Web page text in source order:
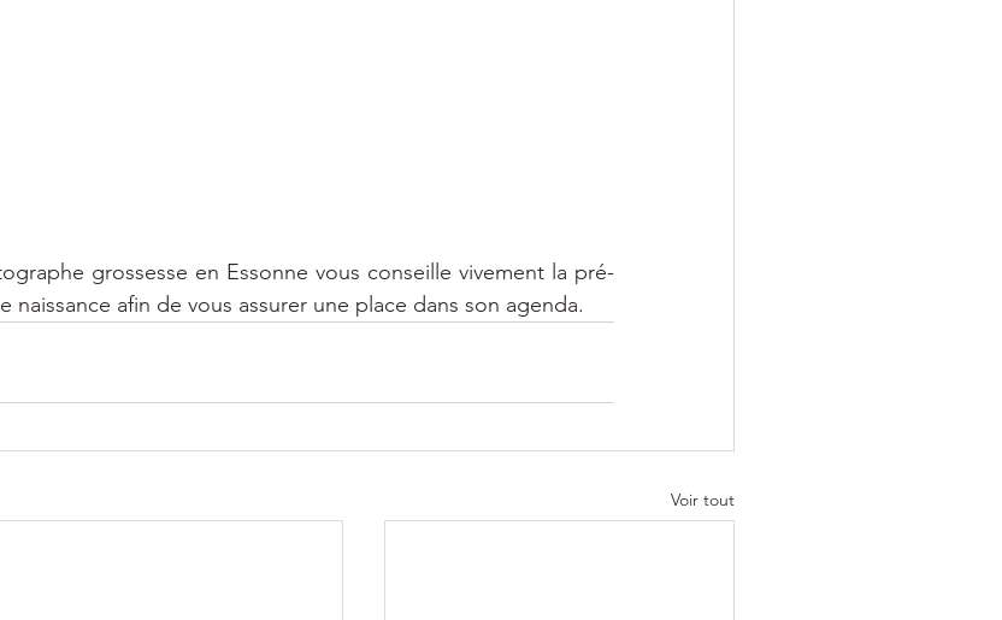
grossesse en Essonne vous conseille vivement la pré-
naissance afin de vous assurer une place dans son agenda.
Voir tout